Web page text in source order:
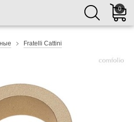
0
Fratelli Cattini